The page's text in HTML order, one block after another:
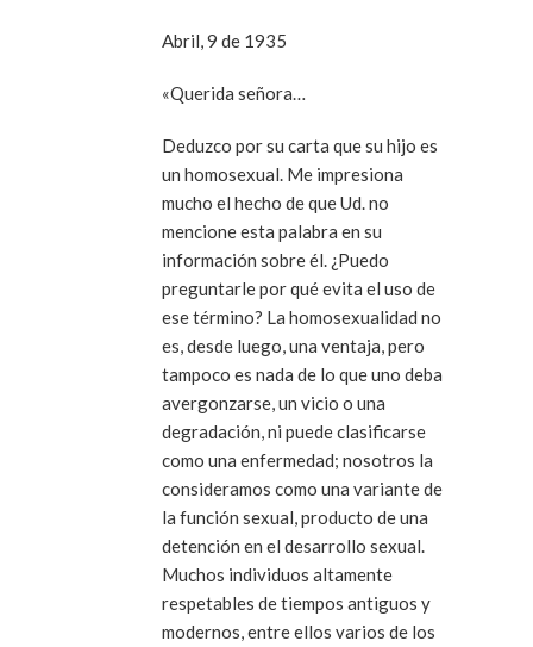
Abril, 9 de 1935
«Querida señora…
Deduzco por su carta que su hijo es
un homosexual. Me impresiona
mucho el hecho de que Ud. no
mencione esta palabra en su
información sobre él. ¿Puedo
preguntarle por qué evita el uso de
ese término? La homosexualidad no
es, desde luego, una ventaja, pero
tampoco es nada de lo que uno deba
avergonzarse, un vicio o una
degradación, ni puede clasificarse
como una enfermedad; nosotros la
consideramos como una variante de
la función sexual, producto de una
detención en el desarrollo sexual.
Muchos individuos altamente
respetables de tiempos antiguos y
modernos, entre ellos varios de los